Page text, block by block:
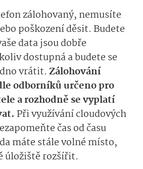
zálohovaný, nemusíte
poškození děsit. Budete
data jsou dobře
dostupná a budete se
vrátit. Zálohování
odborníků určeno pro
a rozhodně se vyplatí
Při využívání cloudových
čas od času
máte stále volné místo,
úložiště rozšířit.